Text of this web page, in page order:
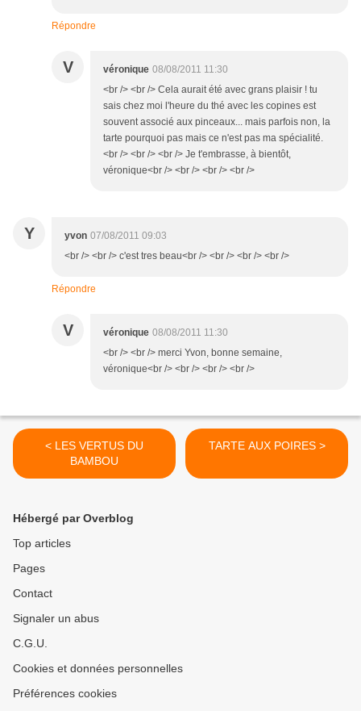
Répondre
V véronique 08/08/2011 11:30
<br /> <br /> Cela aurait été avec grans plaisir ! tu
sais chez moi l'heure du thé avec les copines est
souvent associé aux pinceaux... mais parfois non, la
tarte pourquoi pas mais ce n'est pas ma spécialité.
<br /> <br /> <br /> Je t'embrasse, à bientôt,
véronique<br /> <br /> <br /> <br />
Y yvon 07/08/2011 09:03
<br /> <br /> c'est tres beau<br /> <br /> <br /> <br />
Répondre
V véronique 08/08/2011 11:30
<br /> <br /> merci Yvon, bonne semaine,
véronique<br /> <br /> <br /> <br />
< LES VERTUS DU
BAMBOU
TARTE AUX POIRES >
Hébergé par Overblog
Top articles
Pages
Contact
Signaler un abus
C.G.U.
Cookies et données personnelles
Préférences cookies